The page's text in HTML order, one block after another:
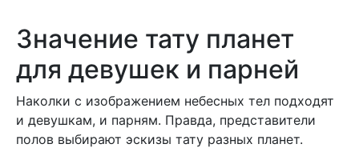
Значение тату планет
для девушек и парней
Наколки с изображением небесных тел подходят
и девушкам, и парням. Правда, представители
полов выбирают эскизы тату разных планет.